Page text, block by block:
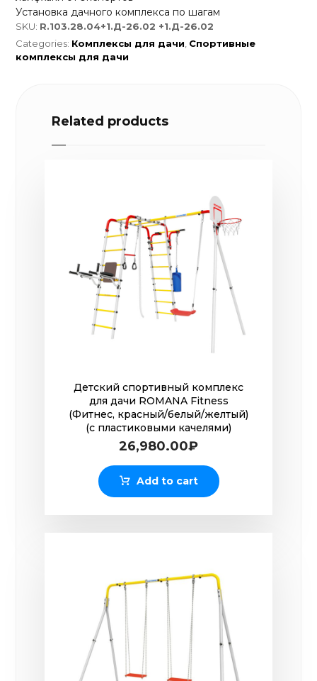
Установка дачного комплекса по шагам
SKU: R.103.28.04+1.Д-26.02 +1.Д-26.02
Categories: Комплексы для дачи Спортивные
комплексы для дачи
Related products
Детский спортивный комплекс
для дачи ROMANA Fitness
(Фитнес, красный/белый/желтый)
(с пластиковыми качелями)
26,980.00₽
Add to cart